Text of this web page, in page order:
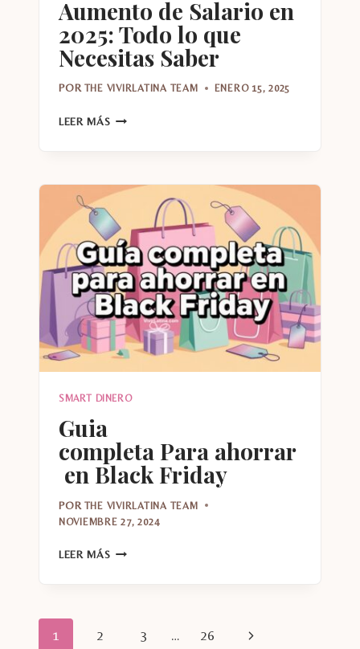
Aumento de Salario en
2025: Todo lo que
Necesitas Saber
POR THE VIVIRLATINA TEAM ENERO 15, 2025
LEER MÁS AUMENTO
2025:
LO
QUE
NECESITAS
SABER
SMART DINERO
Guia
completa Para ahorrar
en Black Friday
POR THE VIVIRLATINA TEAM
NOVIEMBRE 27, 2024
LEER MÁS GUIA
Navegación
1 2 3 … 26
Siguiente